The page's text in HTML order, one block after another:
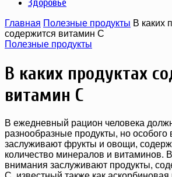
Здоровье
Главная Полезные продукты В каких
содержится витамин C
Полезные продукты
В каких продуктах
витамин C
В ежедневный рацион человека
разнообразные продукты, но особого
заслуживают фрукты и овощи,
количество минералов и витаминов.
внимания заслуживают продукты,